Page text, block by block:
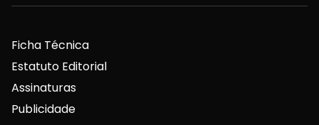
Ficha Técnica
Estatuto Editorial
Assinaturas
Publicidade